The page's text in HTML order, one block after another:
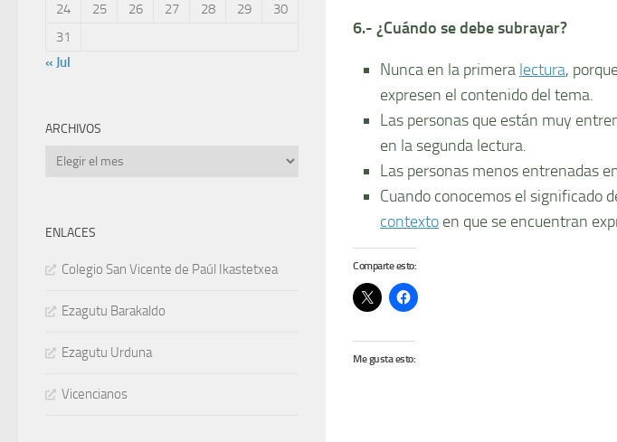
6.- ¿Cuándo se debe subrayar?
Nunca en la primera lectura,
expresen el contenido del tema.
Las personas que están muy
en la segunda lectura.
Las personas menos entrenadas
Cuando conocemos el significado
contexto en que se encuentran
Comparte esto:
Me gusta esto:
24
25 26 27 28 29
30
31
« Jul
ARCHIVOS
Archivos
ENLACES
Colegio San Vicente de Paúl Ikastetxea
Ezagutu Barakaldo
Ezagutu Urduna
Vicencianos